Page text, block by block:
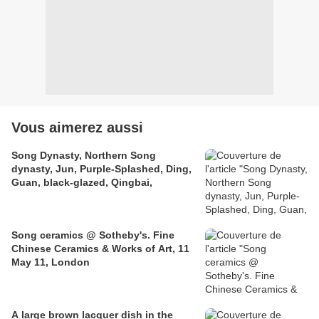
Vous aimerez aussi
Song Dynasty, Northern Song
dynasty, Jun, Purple-Splashed, Ding,
Guan, black-glazed, Qingbai,
Song ceramics @ Sotheby's. Fine
Chinese Ceramics & Works of Art, 11
May 11, London
A large brown lacquer dish in the